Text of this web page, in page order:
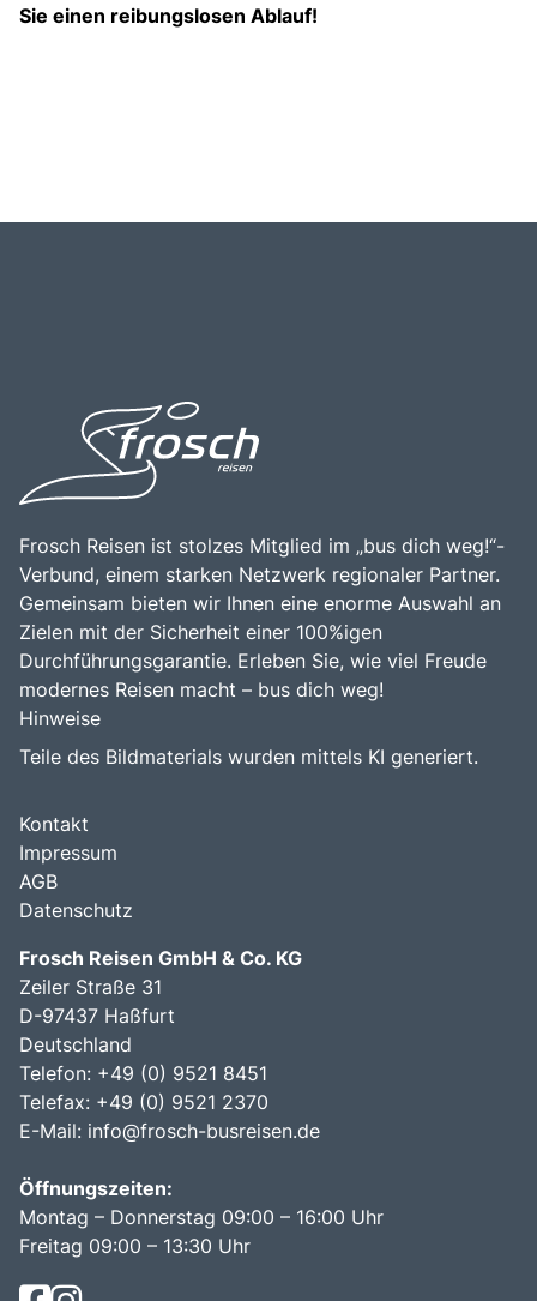
Sie einen reibungslosen Ablauf!
Frosch Reisen ist stolzes Mitglied im „bus dich weg!“-
Verbund, einem starken Netzwerk regionaler Partner.
Gemeinsam bieten wir Ihnen eine enorme Auswahl an
Zielen mit der Sicherheit einer 100%igen
Durchführungsgarantie. Erleben Sie, wie viel Freude
modernes Reisen macht – bus dich weg!
Hinweise
Teile des Bildmaterials wurden mittels KI generiert.
Kontakt
Impressum
AGB
Datenschutz
Frosch Reisen GmbH & Co. KG
Zeiler Straße 31
D-97437 Haßfurt
Deutschland
Telefon: +49 (0) 9521 8451
Telefax: +49 (0) 9521 2370
E-Mail: info@frosch-busreisen.de
Öffnungszeiten:
Montag – Donnerstag 09:00 – 16:00 Uhr
Freitag 09:00 – 13:30 Uhr